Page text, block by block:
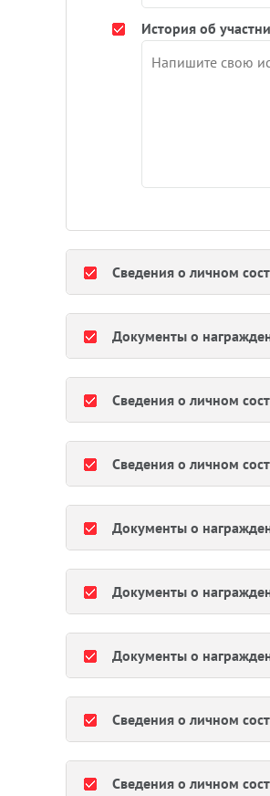
История об
Сведения о личном
Документы о
Сведения о личном
Сведения о личном
Документы о
Документы о
Документы о
Сведения о личном
Сведения о личном